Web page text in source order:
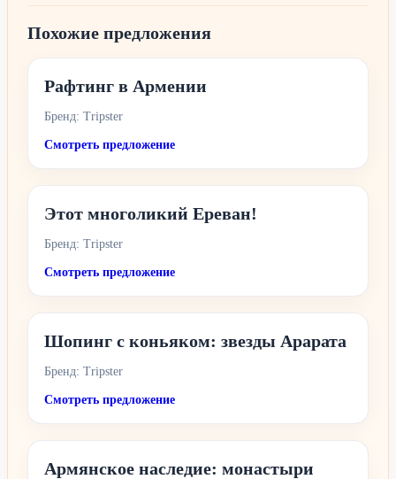
Похожие предложения
Рафтинг в Армении
Бренд: Tripster
Смотреть предложение
Этот многоликий Ереван!
Бренд: Tripster
Смотреть предложение
Шопинг с коньяком: звезды Арарата
Бренд: Tripster
Смотреть предложение
Армянское наследие: монастыри